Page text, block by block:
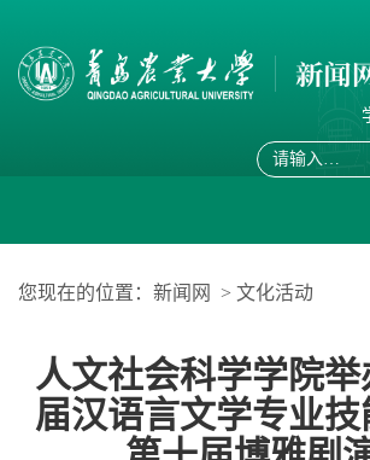
您现在的位置： 新闻网 > 文化活动
人文社会科学学院
届汉语言文学专业